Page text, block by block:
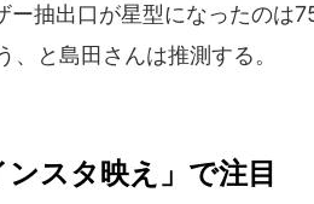
抽出口が星型になったのは
、と島田さんは推測する。
スタ映え」で注目